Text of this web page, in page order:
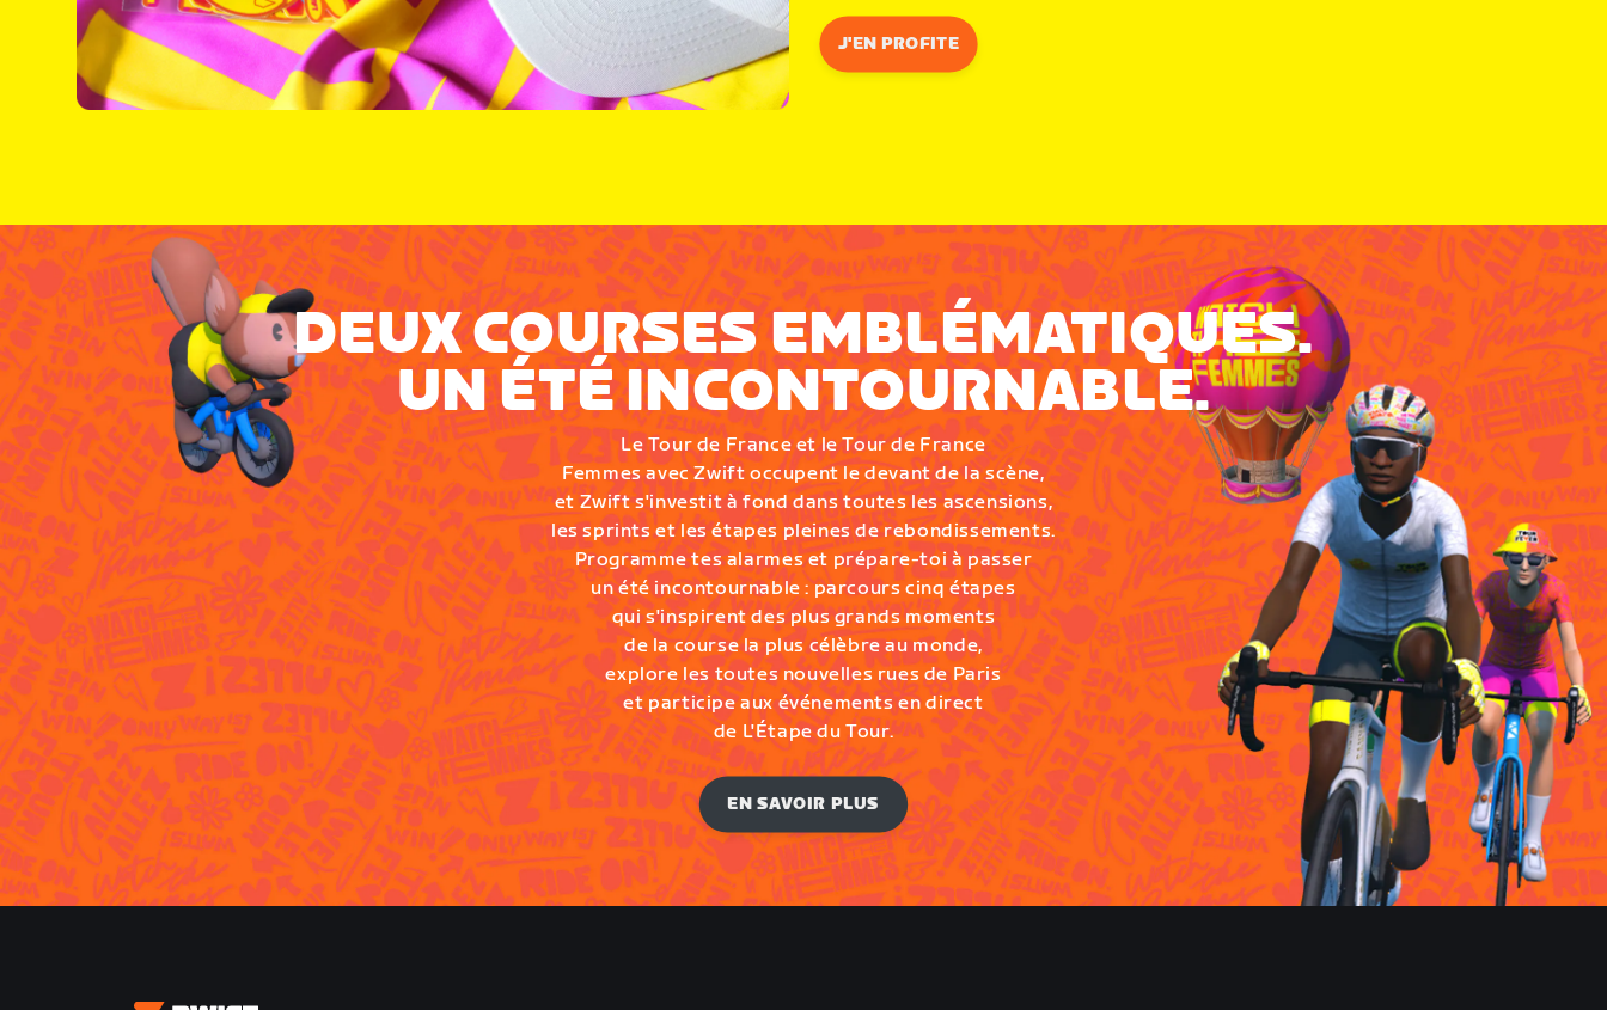
J'EN PROFITE
DEUX COURSES EMBLÉMATIQUES.
UN ÉTÉ INCONTOURNABLE.
Le Tour de France et le Tour de France
Femmes avec Zwift occupent le devant de la scène,
et Zwift s'investit à fond dans toutes les ascensions,
les sprints et les étapes pleines de rebondissements.
Programme tes alarmes et prépare-toi à passer
un été incontournable : parcours cinq étapes
qui s'inspirent des plus grands moments
de la course la plus célèbre au monde,
explore les toutes nouvelles rues de Paris
et participe aux événements en direct
de L'Étape du Tour.
EN SAVOIR PLUS